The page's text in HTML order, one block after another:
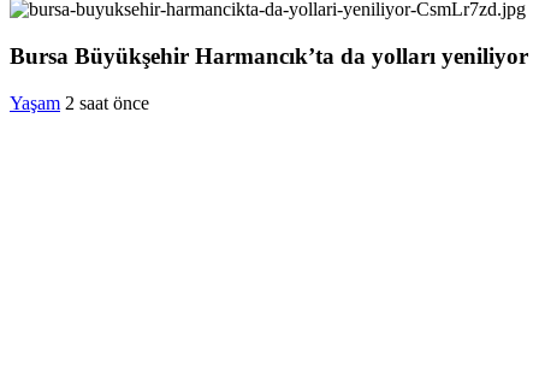
Bursa Büyükşehir Harmancık’ta da yolları yeniliyor
Yaşam 2 saat önce